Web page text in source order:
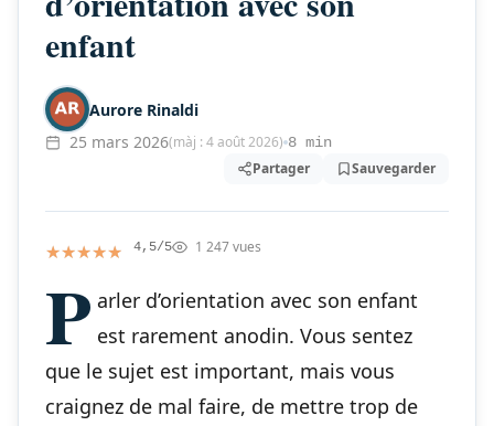
enfant
Aurore Rinaldi
25 mars 2026(màj : 4 août 2026) 8 min
Partager Sauvegarder
★★★★★
★★★★★ 4,5/5 1 247 vues
P arler d’orientation avec son enfant
est rarement anodin. Vous sentez
que le sujet est important, mais vous
craignez de mal faire, de mettre trop de